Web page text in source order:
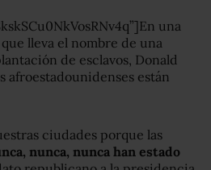
una
lleva el nombre de una
de esclavos, Donald
afroestadounidenses están
ciudades porque las
nunca, nunca han estado